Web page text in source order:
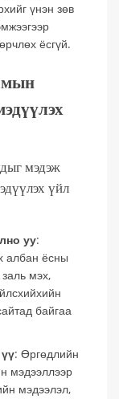
үнэн зөв
ёсгүй.
мэдэж
үйл
уу:
албан ёсны
мэх,
байгаа
: Өргөдлийн
мэдээллээр
мэдээлэл,